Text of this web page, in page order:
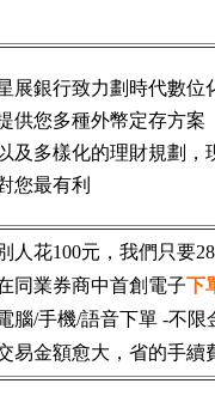
展銀行致力劃時代數位
供您多種外幣定存方案
以及多樣化的理財規劃，
您最有利
人花100元，我們只要
同業券商中首創電子下
腦/手機/語音下單 -不限
易金額愈大，省的手續